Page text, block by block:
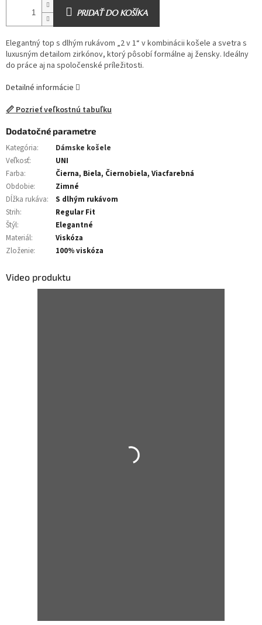
PRIDAŤ DO KOŠÍKA
Elegantný top s dlhým rukávom „2 v 1“ v kombinácii košele a svetra s
luxusným detailom zirkónov, ktorý pôsobí formálne aj žensky. Ideálny
do práce aj na spoločenské príležitosti.
Detailné informácie
📏 Pozrieť veľkostnú tabuľku
Dodatočné parametre
Kategória:
Dámske košele
Veľkosť:
UNI
Farba:
Čierna, Biela, Čiernobiela, Viacfarebná
Obdobie:
Zimné
Dĺžka rukáva:
S dlhým rukávom
Strih:
Regular Fit
Štýl:
Elegantné
Materiál:
Viskóza
Zloženie: 100% viskóza
Video produktu